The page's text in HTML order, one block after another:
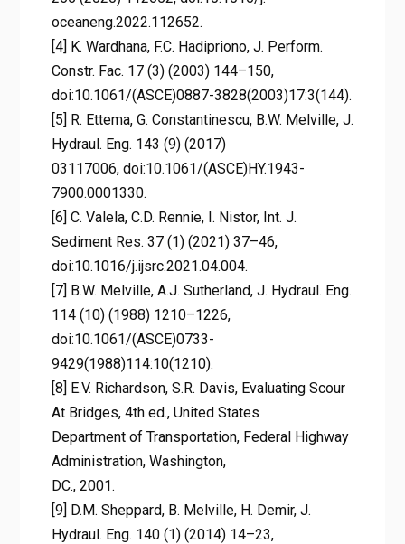
oceaneng.2022.112652.
[4] K. Wardhana, F.C. Hadipriono, J. Perform.
Constr. Fac. 17 (3) (2003) 144–150,
doi:10.1061/(ASCE)0887-3828(2003)17:3(144).
[5] R. Ettema, G. Constantinescu, B.W. Melville, J.
Hydraul. Eng. 143 (9) (2017)
03117006, doi:10.1061/(ASCE)HY.1943-
7900.0001330.
[6] C. Valela, C.D. Rennie, I. Nistor, Int. J.
Sediment Res. 37 (1) (2021) 37–46,
doi:10.1016/j.ijsrc.2021.04.004.
[7] B.W. Melville, A.J. Sutherland, J. Hydraul. Eng.
114 (10) (1988) 1210–1226,
doi:10.1061/(ASCE)0733-
9429(1988)114:10(1210).
[8] E.V. Richardson, S.R. Davis, Evaluating Scour
At Bridges, 4th ed., United States
Department of Transportation, Federal Highway
Administration, Washington,
DC., 2001.
[9] D.M. Sheppard, B. Melville, H. Demir, J.
Hydraul. Eng. 140 (1) (2014) 14–23,